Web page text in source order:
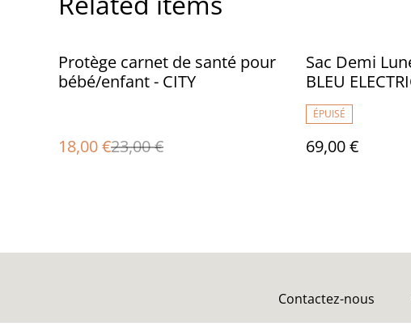
%
Protège carnet de santé pour
bébé/enfant - CITY
18,00 €23,00 €
Sac Demi
BLEU
ÉPUISÉ
69,00 €
Contactez-nous